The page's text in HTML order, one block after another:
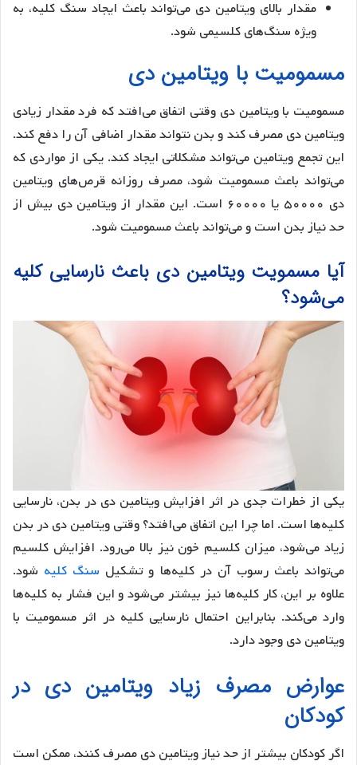
مقدار بالای ویتامین دی می‌تواند باعث ایجاد سنگ کلیه، به
ویژه سنگ‌های کلسیمی شود.
مسمومیت با ویتامین دی
مسمومیت با ویتامین دی وقتی اتفاق می‌افتد که فرد مقدار زیادی
ویتامین دی مصرف کند و بدن نتواند مقدار اضافی آن را دفع کند.
این تجمع ویتامین می‌تواند مشکلاتی ایجاد کند. یکی از مواردی که
می‌تواند باعث مسمومیت شود، مصرف روزانه قرص‌های ویتامین
دی ۵۰۰۰۰ یا ۶۰۰۰۰ است. این مقدار از ویتامین دی بیش از
حد نیاز بدن است و می‌تواند باعث مسمومیت شود.
آیا مسمویت ویتامین دی باعث نارسایی کلیه
می‌شود؟
یکی از خطرات جدی در اثر افزایش ویتامین دی در بدن، نارسایی
کلیه‌ها است. اما چرا این اتفاق می‌افتد؟ وقتی ویتامین دی در بدن
زیاد می‌شود، میزان کلسیم خون نیز بالا می‌رود. افزایش کلسیم
می‌تواند باعث رسوب آن در کلیه‌ها و تشکیل سنگ کلیه شود.
علاوه بر این، کار کلیه‌ها نیز بیشتر می‌شود و این فشار به کلیه‌ها
وارد می‌کند. بنابراین احتمال نارسایی کلیه در اثر مسمومیت با
ویتامین دی وجود دارد.
عوارض مصرف زیاد ویتامین دی در
کودکان
اگر کودکان بیشتر از حد نیاز ویتامین دی مصرف کنند، ممکن است